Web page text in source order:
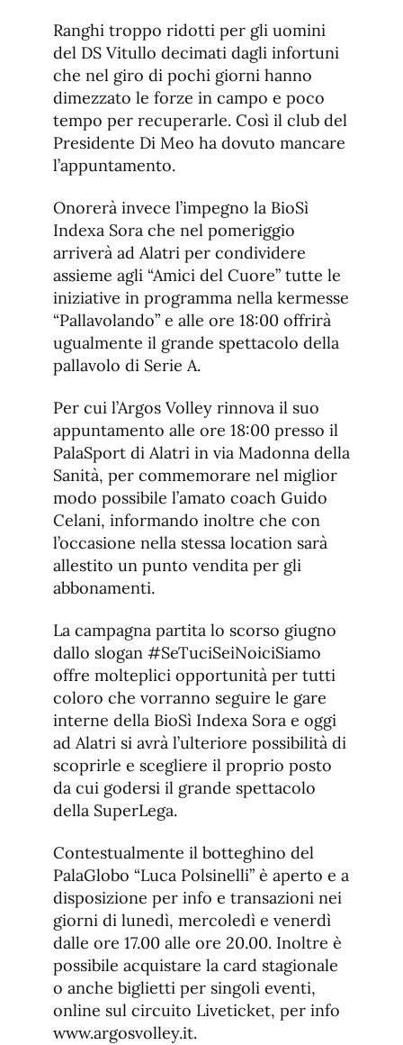
Ranghi troppo ridotti per gli uomini
del DS Vitullo decimati dagli infortuni
che nel giro di pochi giorni hanno
dimezzato le forze in campo e poco
tempo per recuperarle. Così il club del
Presidente Di Meo ha dovuto mancare
l’appuntamento.
Onorerà invece l’impegno la BioSì
Indexa Sora che nel pomeriggio
arriverà ad Alatri per condividere
assieme agli “Amici del Cuore” tutte le
iniziative in programma nella kermesse
“Pallavolando” e alle ore 18:00 offrirà
ugualmente il grande spettacolo della
pallavolo di Serie A.
Per cui l’Argos Volley rinnova il suo
appuntamento alle ore 18:00 presso il
PalaSport di Alatri in via Madonna della
Sanità, per commemorare nel miglior
modo possibile l’amato coach Guido
Celani, informando inoltre che con
l’occasione nella stessa location sarà
allestito un punto vendita per gli
abbonamenti.
La campagna partita lo scorso giugno
dallo slogan #SeTuciSeiNoiciSiamo
offre molteplici opportunità per tutti
coloro che vorranno seguire le gare
interne della BioSì Indexa Sora e oggi
ad Alatri si avrà l’ulteriore possibilità di
scoprirle e scegliere il proprio posto
da cui godersi il grande spettacolo
della SuperLega.
Contestualmente il botteghino del
PalaGlobo “Luca Polsinelli” è aperto e a
disposizione per info e transazioni nei
giorni di lunedì, mercoledì e venerdì
dalle ore 17.00 alle ore 20.00. Inoltre è
possibile acquistare la card stagionale
o anche biglietti per singoli eventi,
online sul circuito Liveticket, per info
www.argosvolley.it.